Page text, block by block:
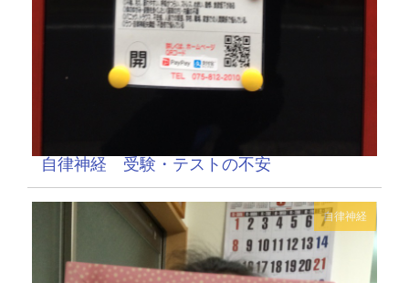
自律神経 受験・テストの不安
自律神経